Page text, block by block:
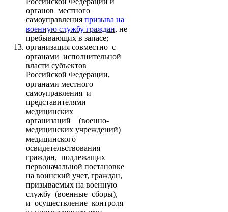
органов местного
самоуправления призыва на
военную службу граждан, не
пребывающих в запасе;
организация совместно с
органами исполнительной
власти субъектов
Российской Федерации,
органами местного
самоуправления и
представителями
медицинских
организаций (военно-
медицинских учреждений)
медицинского
освидетельствования
граждан, подлежащих
первоначальной постановке
на воинский учет, граждан,
призываемых на военную
службу (военные сборы),
и осуществление контроля